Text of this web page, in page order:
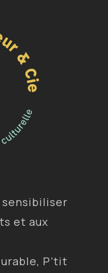
sensibiliser
et aux
P’tit